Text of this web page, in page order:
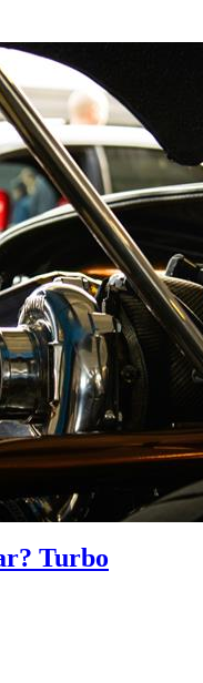
Turbo